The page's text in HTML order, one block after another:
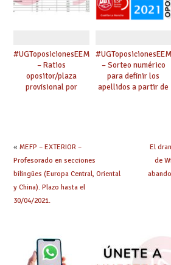
#UGToposicionesEEMMclm2021
– Ratios
opositor/plaza
provisional por
– Sorteo numérico
para definir los
apellidos a partir de
« MEFP – EXTERIOR –
Profesorado en secciones
bilingües (Europa Central, Oriental
y China). Plazo hasta el
30/04/2021.
El
de